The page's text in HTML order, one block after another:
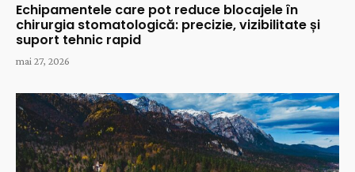
Echipamentele care pot reduce blocajele în
chirurgia stomatologică: precizie, vizibilitate și
suport tehnic rapid
mai 27, 2026